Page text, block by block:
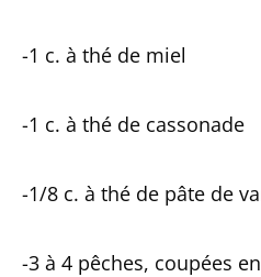
-1 c. à thé de miel
-1 c. à thé de cassonade
-1/8 c. à thé de pâte de
-3 à 4 pêches, coupées